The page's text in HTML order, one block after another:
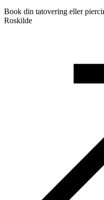
Book din tatovering eller
Roskilde